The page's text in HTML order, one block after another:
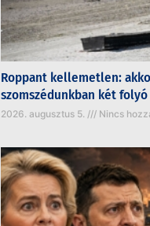
Roppant kellemetlen:
szomszédunkban két
2026. augusztus 5. Nincs